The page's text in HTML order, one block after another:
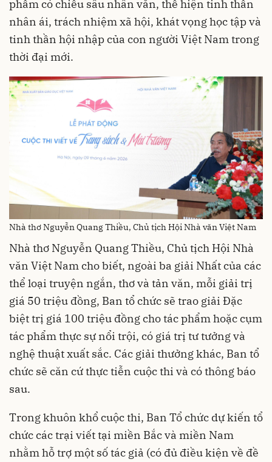
phẩm có chiều sâu nhân văn, thể hiện tinh thần
nhân ái, trách nhiệm xã hội, khát vọng học tập và
tinh thần hội nhập của con người Việt Nam trong
thời đại mới.
Nhà thơ Nguyễn Quang Thiều, Chủ tịch Hội Nhà văn Việt Nam
Nhà thơ Nguyễn Quang Thiều, Chủ tịch Hội Nhà
văn Việt Nam cho biết, ngoài ba giải Nhất của các
thể loại truyện ngắn, thơ và tản văn, mỗi giải trị
giá 50 triệu đồng, Ban tổ chức sẽ trao giải Đặc
biệt trị giá 100 triệu đồng cho tác phẩm hoặc cụm
tác phẩm thực sự nổi trội, có giá trị tư tưởng và
nghệ thuật xuất sắc. Các giải thưởng khác, Ban tổ
chức sẽ căn cứ thực tiễn cuộc thi và có thông báo
sau.
Trong khuôn khổ cuộc thi, Ban Tổ chức dự kiến tổ
chức các trại viết tại miền Bắc và miền Nam
nhằm hỗ trợ một số tác giả (có đủ điều kiện về đề